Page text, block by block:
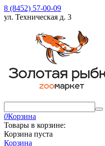
8 (8452) 57-00-09
ул. Техническая д. 3
0Корзина
Товары в корзине:
Корзина пуста
Корзина